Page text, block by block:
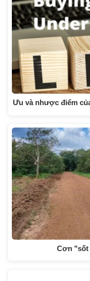
Ưu và nhược điểm
Cơn "sốt